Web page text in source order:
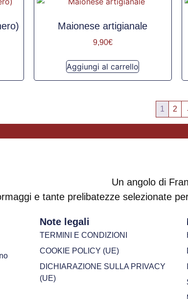
Maionese artigianale
9,90€
Aggiungi al carrello
1 2
Un angolo di
e tante prelibatezze selezionate
Note legali
TERMINI E CONDIZIONI
COOKIE POLICY (UE)
DICHIARAZIONE SULLA PRIVACY
(UE)